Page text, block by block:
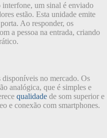
um sinal é enviado
estão. Esta unidade emite
Ao responder, os
a pessoa na entrada, criando
no mercado. Os
analógica, que é simples e
qualidade de som superior e
e conexão com smartphones.